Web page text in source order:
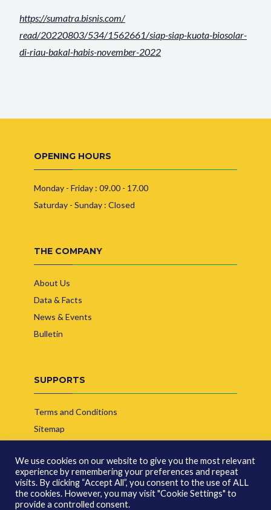
https://sumatra.bisnis.com/
read/20220803/534/1562661/siap-siap-kuota-biosolar-
di-riau-bakal-habis-november-2022
OPENING HOURS
Monday - Friday : 09.00 - 17.00
Saturday - Sunday : Closed
THE COMPANY
About Us
Data & Facts
News & Events
Bulletin
SUPPORTS
Terms and Conditions
Sitemap
We use cookies on our website to give you the most relevant
experience by remembering your preferences and repeat
visits. By clicking “Accept All”, you consent to the use of ALL
the cookies. However, you may visit "Cookie Settings" to
provide a controlled consent.